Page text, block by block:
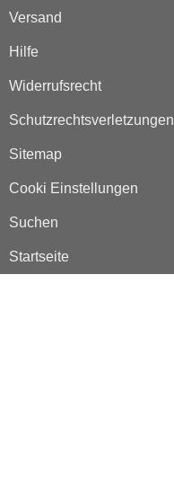
Versand
Hilfe
Widerrufsrecht
Schutzrechtsverletzungen
Sitemap
Cooki Einstellungen
Suchen
Startseite